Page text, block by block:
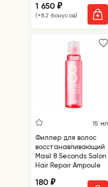
1 650₽
(+82 бонусов)
15 мл
Филлер для волос
восстанавливающий
Masil 8 Seconds Salon
Hair Repair Ampoule
180₽